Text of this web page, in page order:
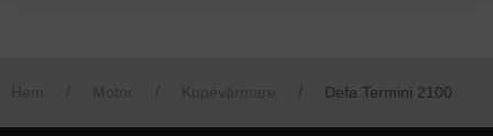
Defa Termini 2100